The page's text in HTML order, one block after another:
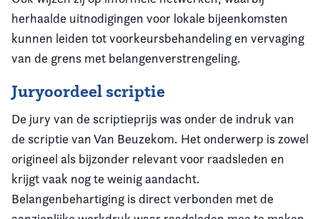
herhaalde uitnodigingen voor lokale bijeenkomsten
kunnen leiden tot voorkeursbehandeling en vervaging
van de grens met belangenverstrengeling.
Juryoordeel scriptie
De jury van de scriptieprijs was onder de indruk van
de scriptie van Van Beuzekom. Het onderwerp is zowel
origineel als bijzonder relevant voor raadsleden en
krijgt vaak nog te weinig aandacht.
Belangenbehartiging is direct verbonden met de